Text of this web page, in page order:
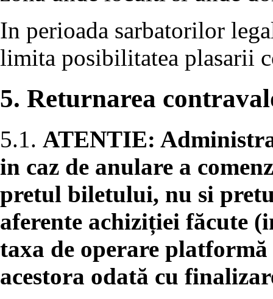
In perioada sarbatorilor
limita posibilitatea plasarii
5. Returnarea
5.1. ATENTIE:
in caz de anulare a
pretul biletului, nu si
aferente achiziției făcute
taxa de operare
acestora odată cu